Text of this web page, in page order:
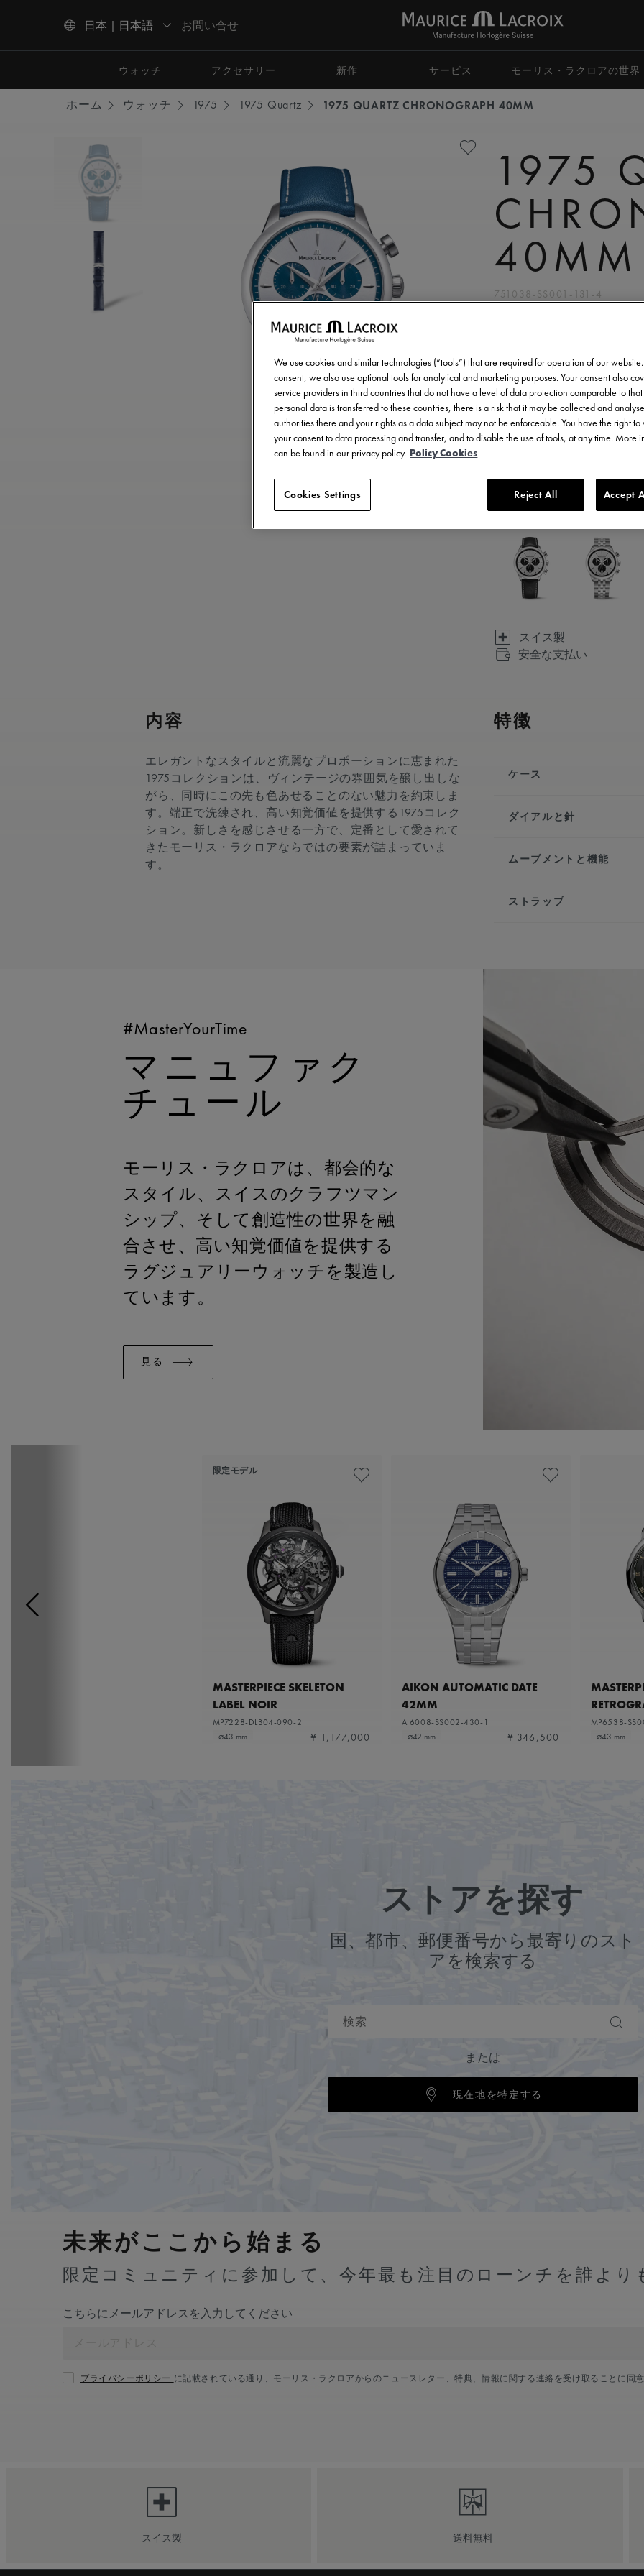
日本 | 日本語 お問い合せ
ウォッチ
アクセサリー 新作 サービス モーリス・ラクロアの世界
ホーム ウォッチ 1975 1975 Quartz 1975 QUARTZ CHRONOGRAPH 40MM
1975
40MM
751038-SS001-131-4
7 バリエーションで利用可能
スイス製
安全な支払い
内容
エレガントなスタイルと流麗なプロポーションに恵まれた
1975コレクションは、ヴィンテージの雰囲気を醸し出しな
がら、同時にこの先も色あせることのない魅力を約束しま
す。端正で洗練され、高い知覚価値を提供する1975コレク
ション。新しさを感じさせる一方で、定番として愛されて
きたモーリス・ラクロアならではの要素が詰まっていま
す。
特徴
ケース
素材:ステンレスステ
高さ: 10mm
リューズ:
ダイアルと針
ント
針: ロジウムプレート
ムーブメントと機能
機能:
ストラップ
#MasterYourTime
マニュファク
チュール
モーリス・ラクロアは、都会的な
スタイル、スイスのクラフツマン
シップ、そして創造性の世界を融
合させ、高い知覚価値を提供する
ラグジュアリーウォッチを製造し
ています。
見る
限定モデル
MASTERPIECE SKELETON
LABEL NOIR
MP7228-DLB04-090-2
⌀43 mm
¥ 1,177,000
AIKON AUTOMATIC DATE
42MM
AI6008-SS002-430-1
⌀42 mm
¥ 346,500
MP6538-
⌀43 mm
ストアを探す
国、都市、郵便番号から最寄りのスト
アを検索する
または
現在地を特定する
未来がここから始まる
限定コミュニティに参加して、今年最も注目のローンチを誰より
こちらにメールアドレスを入力してください
プライバシーポリシー に記載されている通り、モーリス・ラクロアからのニュースレター、特典、情報に関する連絡を受け取ることに同
スイス製 送料無料
We use cookies and similar technologies (“tools”) that are required for operation of our
consent, we also use optional tools for analytical and marketing purposes. Your consent also
service providers in third countries that do not have a level of data protection comparable to
personal data is transferred to these countries, there is a risk that it may be collected and
authorities there and your rights as a data subject may not be enforceable. You have the right
your consent to data processing and transfer, and to disable the use of tools, at any time. More
can be found in our privacy policy. Policy Cookies
Reject All Accept
Cookies Settings